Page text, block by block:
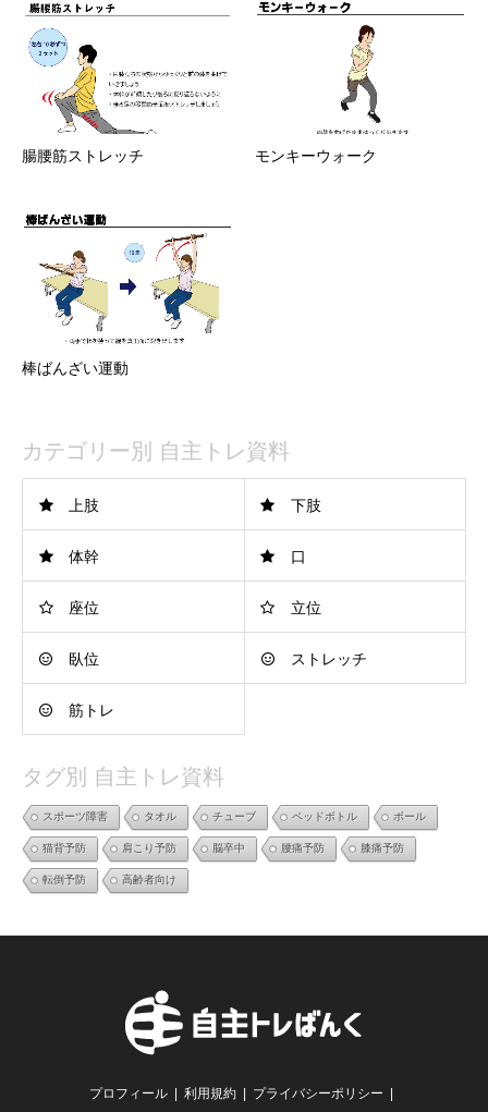
腸腰筋ストレッチ モンキーウォーク
棒ばんざい運動
カテゴリー別 自主トレ資料
上肢 下肢
体幹 口
座位 立位
臥位 ストレッチ
筋トレ
タグ別 自主トレ資料
スポーツ障害 タオル チューブ ペッドボトル ボール
猫背予防 肩こり予防 脳卒中 腰痛予防 膝痛予防
転倒予防 高齢者向け
プロフィール 利用規約
プライバシーポリシー